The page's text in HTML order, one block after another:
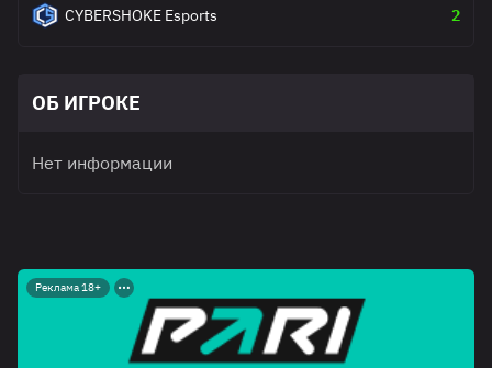
CYBERSHOKE Esports
2
ОБ ИГРОКЕ
Нет информации
Реклама 18+